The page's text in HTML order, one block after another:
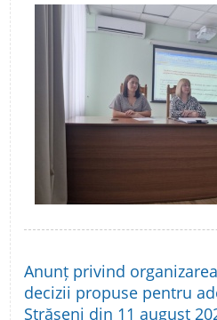
Anunț privind
decizii propuse pentru
Strășeni din 11 august